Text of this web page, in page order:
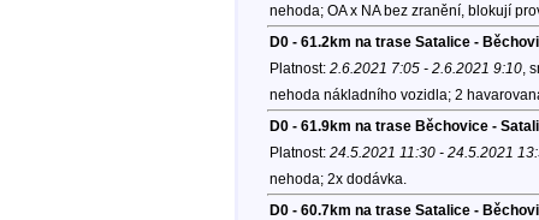
nehoda; OA x NA bez zranění, blokují
D0 - 61.2km na trase Satalice -
Platnost: 2.6.2021 7:05 - 2.6.2021 9:10,
nehoda nákladního vozidla; 2
D0 - 61.9km na trase Běchovice -
Platnost: 24.5.2021 11:30 - 24.5.2021
nehoda; 2x dodávka.
D0 - 60.7km na trase Satalice -